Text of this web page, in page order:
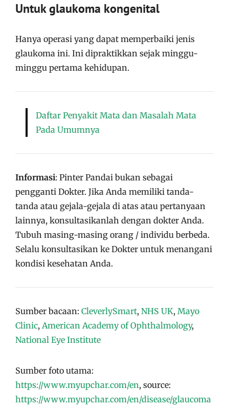
Untuk glaukoma kongenital
Hanya operasi yang dapat memperbaiki jenis
glaukoma ini. Ini dipraktikkan sejak minggu-
minggu pertama kehidupan.
Daftar Penyakit Mata dan Masalah Mata
Pada Umumnya
Informasi: Pinter Pandai bukan sebagai
pengganti Dokter. Jika Anda memiliki tanda-
tanda atau gejala-gejala di atas atau pertanyaan
lainnya, konsultasikanlah dengan dokter Anda.
Tubuh masing-masing orang / individu berbeda.
Selalu konsultasikan ke Dokter untuk menangani
kondisi kesehatan Anda.
Sumber bacaan: CleverlySmart, NHS UK, Mayo
Clinic, American Academy of Ophthalmology,
National Eye Institute
Sumber foto utama:
https://www.myupchar.com/en, source:
https://www.myupchar.com/en/disease/glaucoma